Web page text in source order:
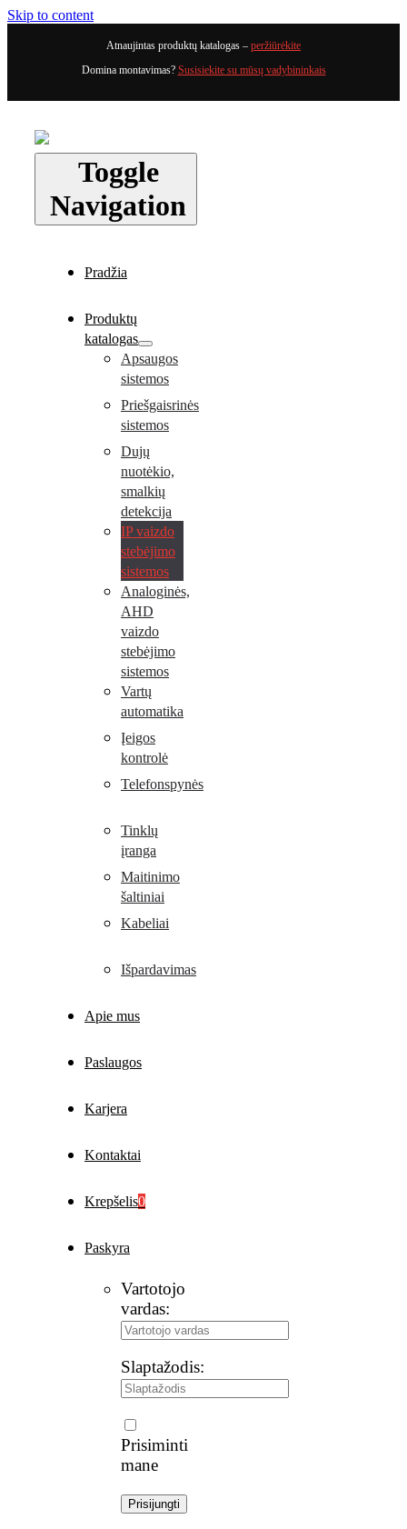
Skip to content
Atnaujintas produktų katalogas – peržiūrėkite
Domina montavimas? Susisiekite su mūsų vadybininkais
Toggle
Navigation
Pradžia
Produktų
katalogas
Apsaugos
sistemos
Priešgaisrinės
sistemos
Dujų
nuotėkio,
smalkių
detekcija
IP vaizdo
stebėjimo
sistemos
Analoginės,
AHD
vaizdo
stebėjimo
sistemos
Vartų
automatika
Įeigos
kontrolė
Telefonspynės
Tinklų
įranga
Maitinimo
šaltiniai
Kabeliai
Išpardavimas
Apie mus
Paslaugos
Karjera
Kontaktai
Krepšelis0
Paskyra
Vartotojo
vardas:
Slaptažodis:
Prisiminti
mane